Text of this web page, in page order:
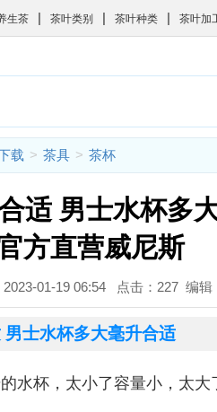
生茶 | 茶叶类别 | 茶叶种类 | 茶叶加
载 > 茶具 > 茶杯
适 男士水杯多
方直营威尼斯
01-19 06:54 点击：227 编辑
士水杯多大毫升合适
水杯，太小了容量小，太大